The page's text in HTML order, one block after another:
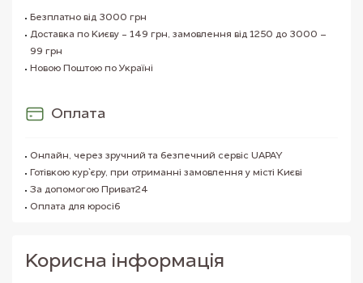
Безплатно від 3000 грн
Доставка по Києву - 149 грн, замовлення від 1250 до 3000 –
99 грн
Новою Поштою по Україні
Оплата
Онлайн, через зручний та безпечний сервіс UAPAY
Готівкою кур`єру, при отриманні замовлення у місті Києві
За допомогою Приват24
Оплата для юросіб
Корисна iнформацiя